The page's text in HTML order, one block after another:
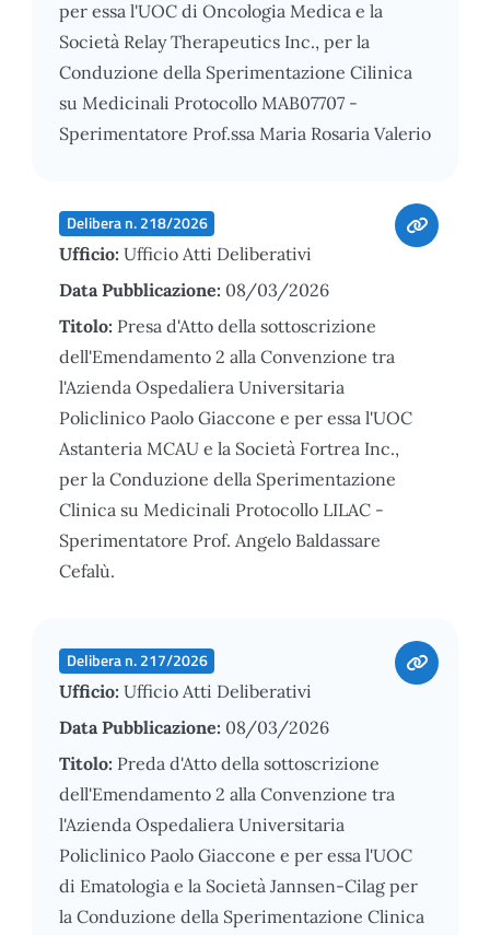
per essa l'UOC di Oncologia Medica e la
Società Relay Therapeutics Inc., per la
Conduzione della Sperimentazione Cilinica
su Medicinali Protocollo MAB07707 -
Sperimentatore Prof.ssa Maria Rosaria Valerio
Delibera n. 218/2026
Ufficio: Ufficio Atti Deliberativi
Data Pubblicazione: 08/03/2026
Titolo: Presa d'Atto della sottoscrizione
dell'Emendamento 2 alla Convenzione tra
l'Azienda Ospedaliera Universitaria
Policlinico Paolo Giaccone e per essa l'UOC
Astanteria MCAU e la Società Fortrea Inc.,
per la Conduzione della Sperimentazione
Clinica su Medicinali Protocollo LILAC -
Sperimentatore Prof. Angelo Baldassare
Cefalù.
Delibera n. 217/2026
Ufficio: Ufficio Atti Deliberativi
Data Pubblicazione: 08/03/2026
Titolo: Preda d'Atto della sottoscrizione
dell'Emendamento 2 alla Convenzione tra
l'Azienda Ospedaliera Universitaria
Policlinico Paolo Giaccone e per essa l'UOC
di Ematologia e la Società Jannsen-Cilag per
la Conduzione della Sperimentazione Clinica